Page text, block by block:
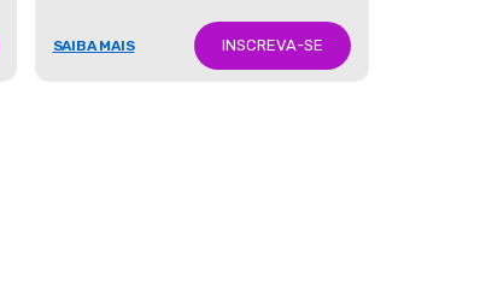
SAIBA MAIS INSCREVA-SE